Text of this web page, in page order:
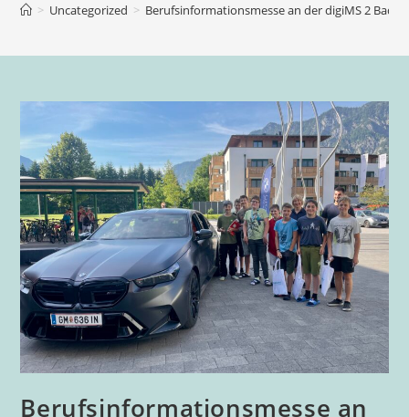
> Uncategorized > Berufsinformationsmesse an der digiMS 2 Bad
Berufsinformationsmesse an